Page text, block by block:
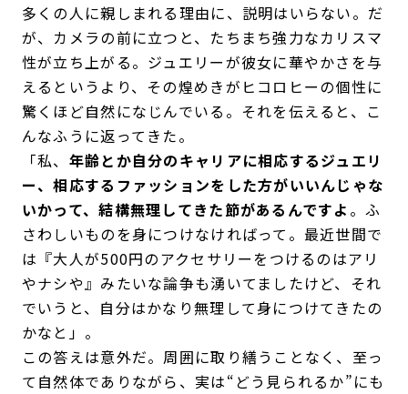
多くの人に親しまれる理由に、説明はいらない。だ
が、カメラの前に立つと、たちまち強力なカリスマ
性が立ち上がる。ジュエリーが彼女に華やかさを与
えるというより、その煌めきがヒコロヒーの個性に
驚くほど自然になじんでいる。それを伝えると、こ
んなふうに返ってきた。
「私、 年齢とか自分のキャリアに相応するジュエリ
ー、相応するファッションをした方がいいんじゃな
いかって、結構無理してきた節があるんですよ 。ふ
さわしいものを身につけなければって。最近世間で
は『大人が500円のアクセサリーをつけるのはアリ
やナシや』みたいな論争も湧いてましたけど、それ
でいうと、自分はかなり無理して身につけてきたの
かなと」。
この答えは意外だ。周囲に取り繕うことなく、至っ
て自然体でありながら、実は“どう見られるか”にも